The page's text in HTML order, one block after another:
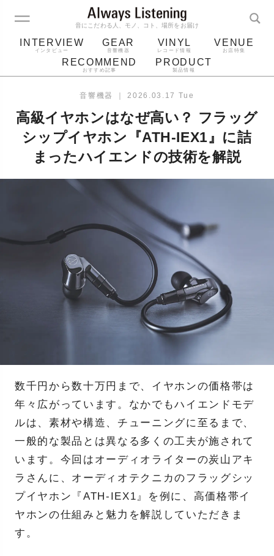
音にこだわる人、モノ、コト、場所をお届け
INTERVIEW
インタビュー
GEAR
音響機器
VINYL
レコード情報
VENUE
お店特集
RECOMMEND
おすすめ記事
PRODUCT
製品情報
bluetooth
レコード針
音響機器 ｜ 2026.03.17 Tue
高級イヤホンはなぜ高い？ フラッグ
シップイヤホン『ATH-IEX1』に詰
まったハイエンドの技術を解説
数千円から数十万円まで、イヤホンの価格帯は
年々広がっています。なかでもハイエンドモデ
ルは、素材や構造、チューニングに至るまで、
一般的な製品とは異なる多くの工夫が施されて
います。今回はオーディオライターの炭山アキ
ラさんに、オーディオテクニカのフラッグシッ
プイヤホン『ATH-IEX1』を例に、高価格帯イ
ヤホンの仕組みと魅力を解説していただきま
す。